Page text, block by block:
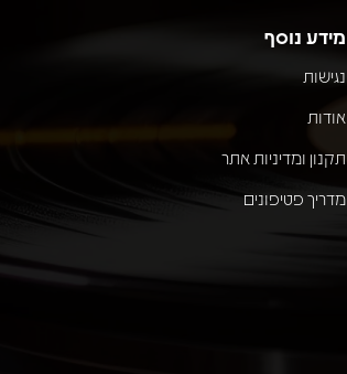
מידע נוסף
נגישות
אודות
תקנון ומדיניות אתר
מדריך פטיפונים